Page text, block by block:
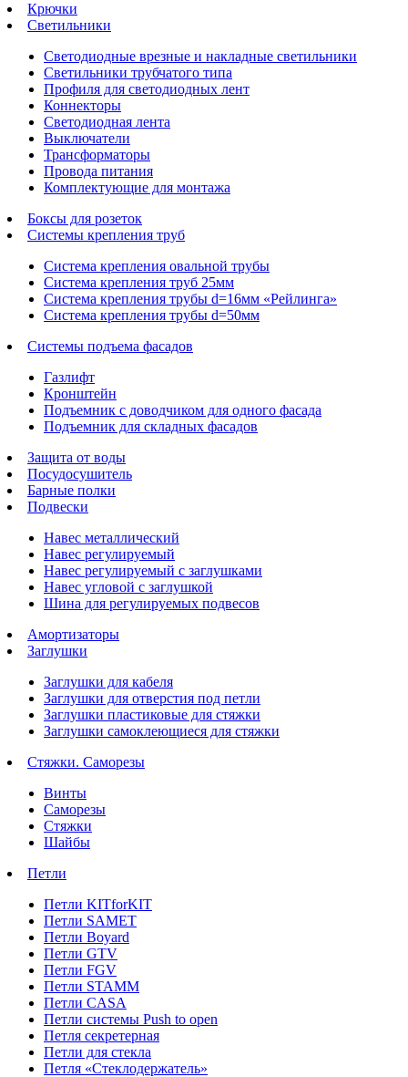
Крючки
Светильники
Светодиодные врезные и накладные светильники
Светильники трубчатого типа
Профиля для светодиодных лент
Коннекторы
Светодиодная лента
Выключатели
Трансформаторы
Провода питания
Комплектующие для монтажа
Боксы для розеток
Системы крепления труб
Система крепления овальной трубы
Система крепления труб 25мм
Система крепления трубы d=16мм «Рейлинга»
Система крепления трубы d=50мм
Системы подъема фасадов
Газлифт
Кронштейн
Подъемник с доводчиком для одного фасада
Подъемник для складных фасадов
Защита от воды
Посудосушитель
Барные полки
Подвески
Навес металлический
Навес регулируемый
Навес регулируемый с заглушками
Навес угловой с заглушкой
Шина для регулируемых подвесов
Амортизаторы
Заглушки
Заглушки для кабеля
Заглушки для отверстия под петли
Заглушки пластиковые для стяжки
Заглушки самоклеющиеся для стяжки
Стяжки. Саморезы
Винты
Саморезы
Стяжки
Шайбы
Петли
Петли KITforKIT
Петли SAMET
Петли Boyard
Петли GTV
Петли FGV
Петли STAMM
Петли CASA
Петли системы Push to open
Петля секретерная
Петли для стекла
Петля «Стеклодержатель»